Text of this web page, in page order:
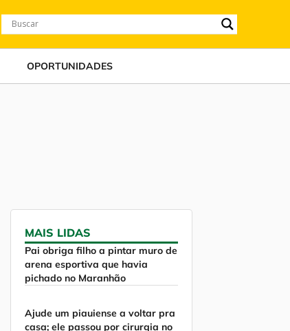
OPORTUNIDADES
MAIS LIDAS
Pai obriga filho a pintar muro de
arena esportiva que havia
pichado no Maranhão
Ajude um piauiense a voltar pra
casa; ele passou por cirurgia no